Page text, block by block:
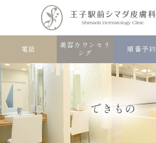
電話
美容カウンセリ
ング
順番予約
できもの